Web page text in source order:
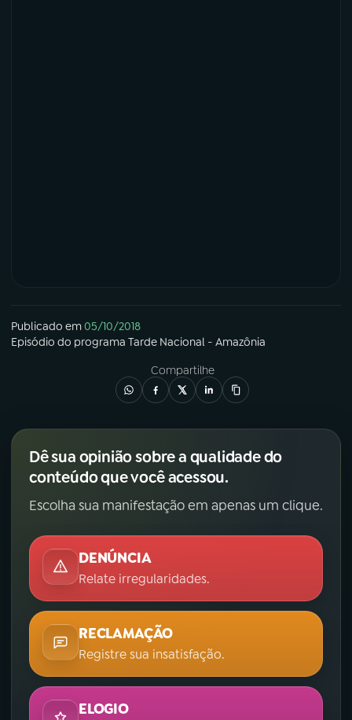
Publicado em05/10/2018
Episódio do programa Tarde Nacional - Amazônia
Compartilhe
Dê sua opinião sobre a qualidade do
conteúdo que você acessou.
Escolha sua manifestação em apenas um clique.
DENÚNCIA
Relate irregularidades.
RECLAMAÇÃO
Registre sua insatisfação.
ELOGIO